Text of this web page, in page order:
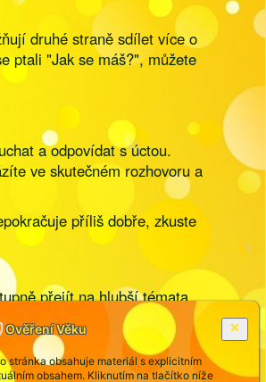
druhé straně sdílet více o
ptali "Jak se máš?", můžete
a odpovídat s úctou.
ve skutečném rozhovoru a
příliš dobře, zkuste
přejít na hlubší témata.
Ověření Věku
stránka obsahuje materiál s explicitním
obsahem. Kliknutím na tlačítko níže